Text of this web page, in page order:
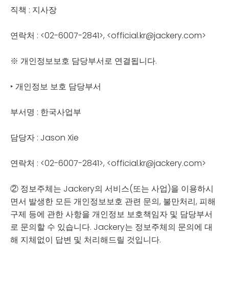
직책 : 지사장
연락처 : <02-6007-2841>, <official.kr@jackery.com>
※ 개인정보보호 담당부서로 연결됩니다.
‣ 개인정보 보호 담당부서
부서명 : 한국사업부
담당자 : Jason Xie
연락처 : <02-6007-2841>, <official.kr@jackery.com>
② 정보주체는 Jackery의 서비스(또는 사업)을 이용하시
면서 발생한 모든 개인정보보호 관련 문의, 불만처리, 피해
구제 등에 관한 사항을 개인정보 보호책임자 및 담당부서
로 문의할 수 있습니다. Jackery는 정보주체의 문의에 대
해 지체없이 답변 및 처리해드릴 것입니다.